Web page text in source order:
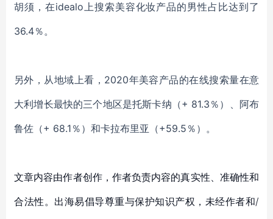
胡须 ，在idealo上搜索美容化妆产品的男性占 比达到了
36.4％。
另外，从地域上看， 2020年美容产品的在线搜索量在意
大利增长最快的三个地区是托斯卡纳（+ 81.3％）、阿布
鲁佐（+ 68.1％）和卡拉布里亚（+59.5％）。
文章内容由作者创作，作者负责内容的真实性、准确性和
合法性。出海易倡导尊重与保护知识产权，未经作者和/